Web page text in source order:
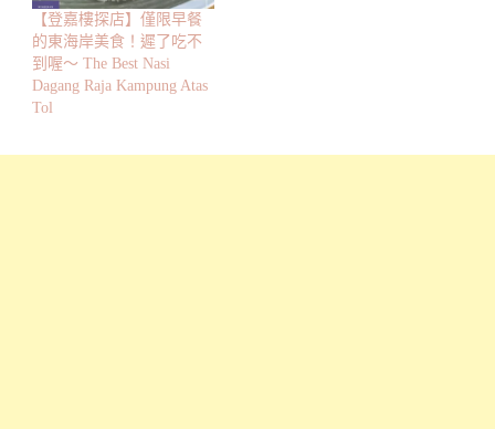
【登嘉樓探店】僅限早餐
的東海岸美食！遲了吃不
到喔～ The Best Nasi
Dagang Raja Kampung Atas
Tol